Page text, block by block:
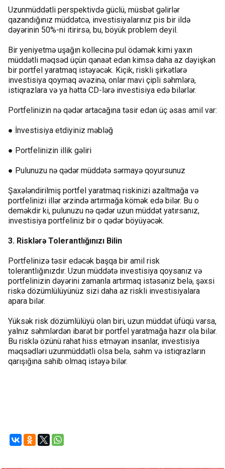
Uzunmüddətli perspektivdə güclü, müsbət gəlirlər
qazandığınız müddətcə, investisiyalarınız pis bir ildə
dəyərinin 50%-ni itirirsə, bu, böyük problem deyil.
Bir yeniyetmə uşağın kollecinə pul ödəmək kimi yaxın
müddətli məqsəd üçün qənaət edən kimsə daha az dəyişkən
bir portfel yaratmaq istəyəcək. Kiçik, riskli şirkətlərə
investisiya qoymaq əvəzinə, onlar mavi çipli səhmlərə,
istiqrazlara və ya hətta CD-lərə investisiya edə bilərlər.
Portfelinizin nə qədər artacağına təsir edən üç əsas amil var:
● İnvestisiya etdiyiniz məbləğ
● Portfelinizin illik gəliri
● Pulunuzu nə qədər müddətə sərmayə qoyursunuz
Şaxələndirilmiş portfel yaratmaq riskinizi azaltmağa və
portfelinizi illər ərzində artırmağa kömək edə bilər. Bu o
deməkdir ki, pulunuzu nə qədər uzun müddət yatırsanız,
investisiya portfeliniz bir o qədər böyüyəcək.
3. Risklərə Tolerantlığınızı Bilin
Portfelinizə təsir edəcək başqa bir amil risk
tolerantlığınızdır. Uzun müddətə investisiya qoysanız və
portfelinizin dəyərini zamanla artırmaq istəsəniz belə, şəxsi
riskə dözümlülüyünüz sizi daha az riskli investisiyalara
apara bilər.
Yüksək risk dözümlülüyü olan biri, uzun müddət üfüqü varsa,
yalnız səhmlərdən ibarət bir portfel yaratmağa hazır ola bilər.
Bu risklə özünü rahat hiss etməyən insanlar, investisiya
məqsədləri uzunmüddətli olsa belə, səhm və istiqrazların
qarışığına sahib olmaq istəyə bilər.